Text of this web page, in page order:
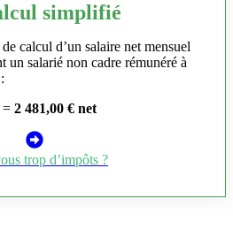
simplifié
calcul d’un salaire net mensuel
un salarié non cadre rémunéré à
= 2 481,00 € net
trop d’impôts ?